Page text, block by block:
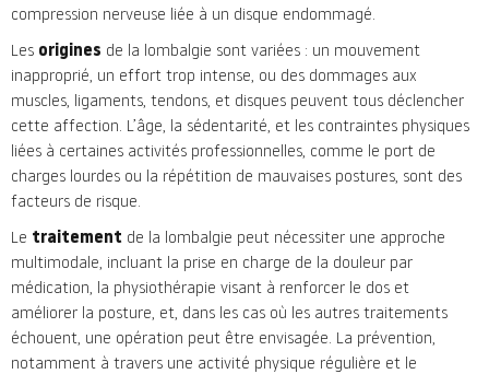
compression nerveuse liée à un disque endommagé.
Les origines de la lombalgie sont variées : un mouvement
inapproprié, un effort trop intense, ou des dommages aux
muscles, ligaments, tendons, et disques peuvent tous déclencher
cette affection. L’âge, la sédentarité, et les contraintes physiques
liées à certaines activités professionnelles, comme le port de
charges lourdes ou la répétition de mauvaises postures, sont des
facteurs de risque.
Le traitement de la lombalgie peut nécessiter une approche
multimodale, incluant la prise en charge de la douleur par
médication, la physiothérapie visant à renforcer le dos et
améliorer la posture, et, dans les cas où les autres traitements
échouent, une opération peut être envisagée. La prévention,
notamment à travers une activité physique régulière et le